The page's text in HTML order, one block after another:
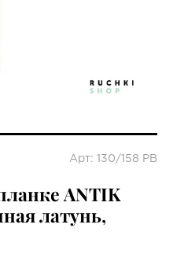
Арт: 130/158 PB
ANTIK
латунь,